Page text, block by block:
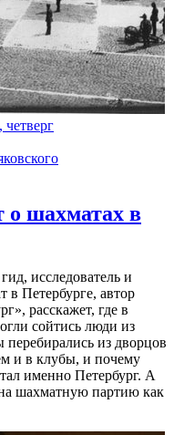
четверг
о шахматах в
исследователь и
в Петербурге, автор
расскажет, где в
сойтись люди из
из дворцов
и в клубы, и почему
именно Петербург. А
шахматную партию как